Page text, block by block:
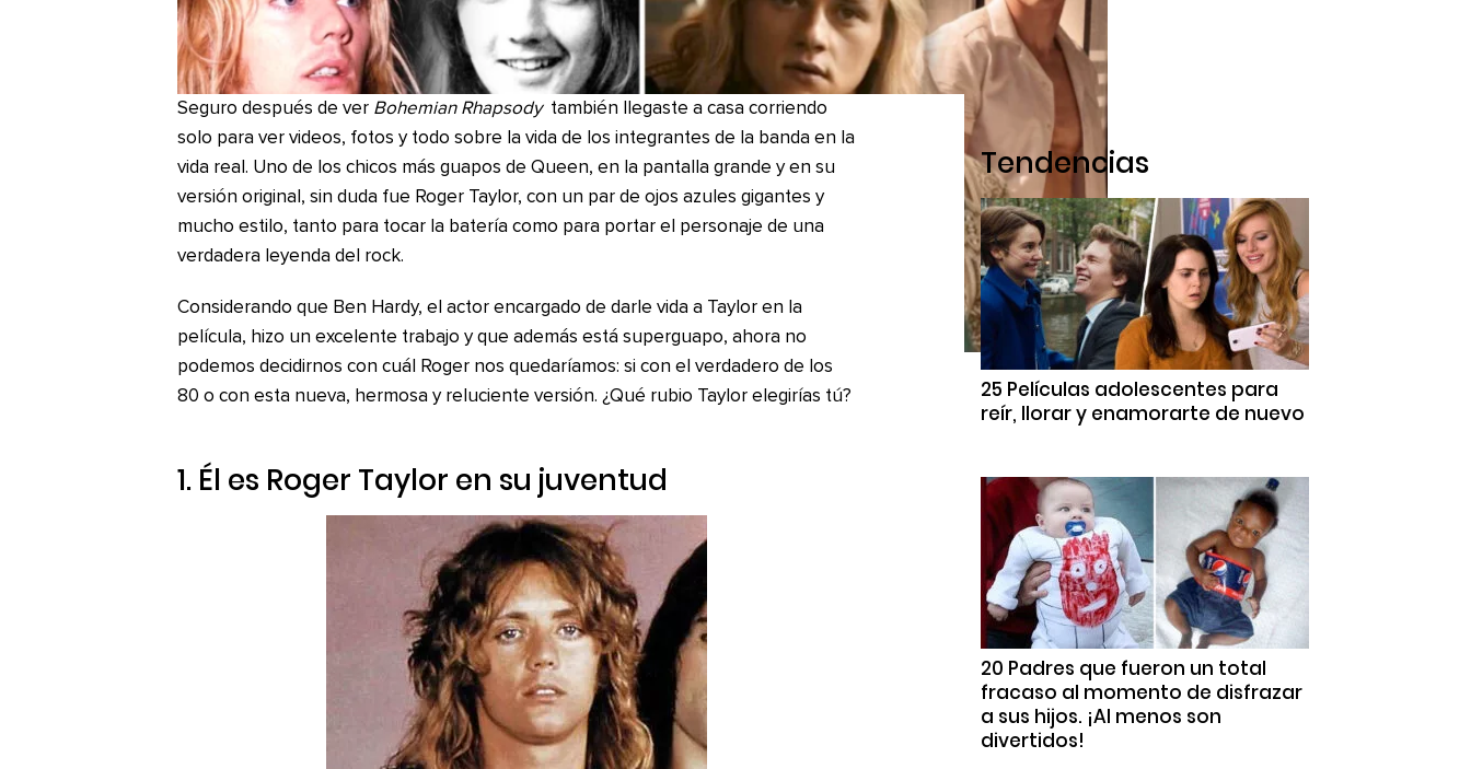
Seguro después de ver Bohemian Rhapsody también llegaste a casa corriendo
solo para ver videos, fotos y todo sobre la vida de los integrantes de la banda en la
vida real. Uno de los chicos más guapos de Queen, en la pantalla grande y en su
versión original, sin duda fue Roger Taylor, con un par de ojos azules gigantes y
mucho estilo, tanto para tocar la batería como para portar el personaje de una
verdadera leyenda del rock.
Considerando que Ben Hardy, el actor encargado de darle vida a Taylor en la
película, hizo un excelente trabajo y que además está superguapo, ahora no
podemos decidirnos con cuál Roger nos quedaríamos: si con el verdadero de los
80 o con esta nueva, hermosa y reluciente versión. ¿Qué rubio Taylor elegirías tú?
1. Él es Roger Taylor en su juventud
Tendencias
25 Películas adolescentes para
reír, llorar y enamorarte de nuevo
20 Padres que fueron un total
fracaso al momento de disfrazar
a sus hijos. ¡Al menos son
divertidos!